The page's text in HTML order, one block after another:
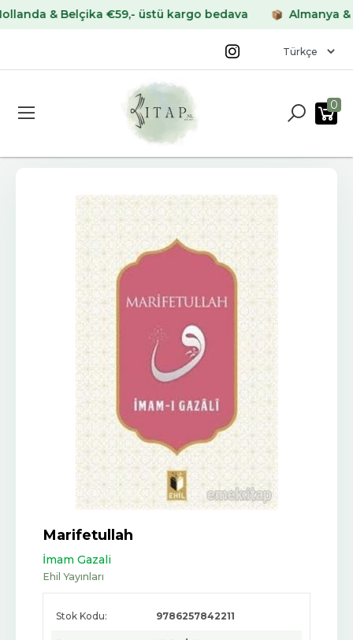
& Belçika €59,- üstü kargo bedava Almanya &
0
Marifetullah
İmam Gazali
Ehil Yayınları
Stok Kodu: 9786257842211